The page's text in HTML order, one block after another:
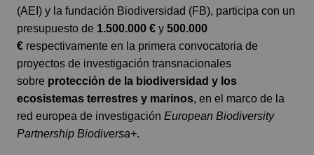
(AEI) y la fundación Biodiversidad (FB), participa con un
presupuesto de 1.500.000 € y 500.000
€ respectivamente en la primera convocatoria de
proyectos de investigación transnacionales
sobre protección de la biodiversidad y los
ecosistemas terrestres y marinos, en el marco de la
red europea de investigación European Biodiversity
Partnership Biodiversa+.